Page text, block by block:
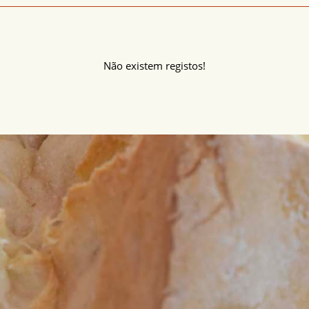
Não existem registos!